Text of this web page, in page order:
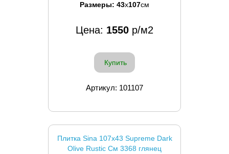
Размеры: 43x107см
Цена: 1550 р/м2
Купить
Артикул: 101107
Плитка Sina 107x43 Supreme Dark
Olive Rustic См 3368 глянец